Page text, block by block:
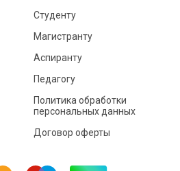
Студенту
Магистранту
Аспиранту
Педагогу
Политика обработки
персональных данных
Договор оферты